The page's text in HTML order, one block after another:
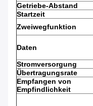
Getriebe-Abstand
Startzeit
Zweiwegfunktion
Daten
Stromversorgung
Übertragungsrate
Empfangen von
Empfindlichkeit